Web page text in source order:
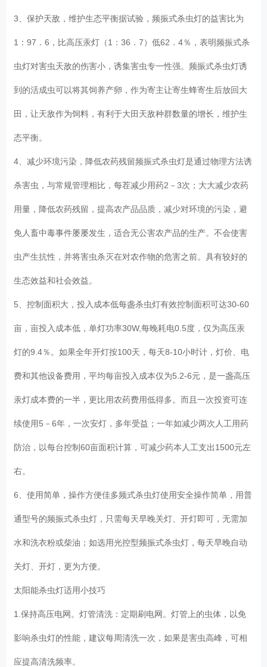
3、保护天敌，维护生态平衡据试验，频振式杀虫灯的益害比为
1：97．6，比高压汞灯（1：36．7）低62．4％，表明频振式杀
虫灯对害虫天敌的伤害小，诱集害虫专一性强。频振式杀虫灯诱
到的活成虫可以将其饲养产卵，作为寄主让寄生蜂寄生后放回大
田，让天敌作为饲料，有利于大田天敌种群数量的增长，维护生
态平衡。
4、减少环境污染，降低农药残留频振式杀虫灯是通过物理方法诱
杀害虫，与常规管理相比，每茬减少用药2－3次；大大减少农药
用量，降低农药残留，提高农产品品质，减少对环境的污染，避
免人畜中毒事件屡屡发生，适合无公害农产品的生产。不会使害
虫产生抗性，并将害虫杀灭在对农作物的危害之前。具有较好的
生态效益和社会效益。
5、控制面积大，投入成本低每盏杀虫灯有效控制面积可达30-60
亩，亩投入成本低，单灯功率30W,每晚耗电0.5度，仅为高压汞
灯的9.4％。如果全年开灯按100天，每天8-10小时计，灯价、电
费和其他设备费用，平均每亩投入成本仅为5.2-6元，是一盏高压
汞灯成本费的一半，更比用农药费用低得多。而且一次投资可连
续使用5－6年，一次安灯，多年受益；一年如减少两次人工用药
防治，以每台控制60亩面积计算，可减少药本人工支出1500元左
右。
6、使用简单，操作方便佳多频式杀虫灯使用安全操作简单，用普
通型号的频振式杀虫灯，只需每天早晚关灯、开灯即可，无需加
水和洗衣粉或柴油；如选用光控型频振式杀虫灯，每天早晚自动
关灯、开灯，更为方便。
太阳能杀虫灯适用小技巧
1.保持高压电网。灯管清洗：定期刷电网。灯管上的虫体，以免
影响杀虫灯的性能，建议每周清洗一次，如果是害虫高峰，可相
应提高清洗频率。